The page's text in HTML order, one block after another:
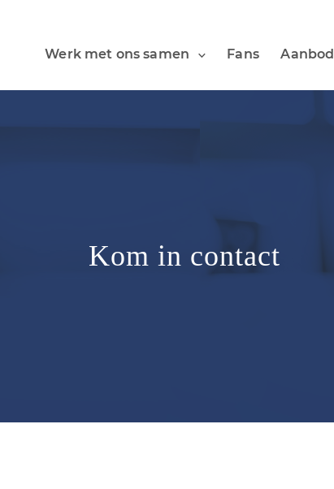
Werk met ons samen Fans Aanbod
Kom in contact